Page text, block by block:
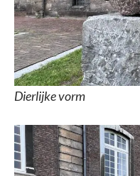
Dierlijke vorm